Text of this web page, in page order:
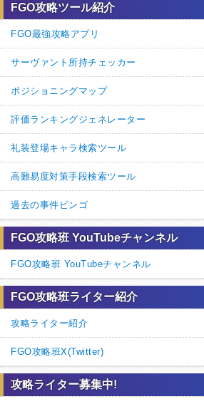
FGO攻略ツール紹介
FGO最強攻略アプリ
サーヴァント所持チェッカー
ポジショニングマップ
評価ランキングジェネレーター
礼装登場キャラ検索ツール
高難易度対策手段検索ツール
過去の事件ビンゴ
FGO攻略班 YouTubeチャンネル
FGO攻略班 YouTubeチャンネル
FGO攻略班ライター紹介
攻略ライター紹介
FGO攻略班X(Twitter)
攻略ライター募集中!